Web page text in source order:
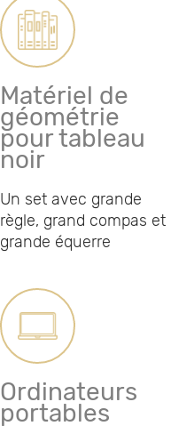
Matériel de
géométrie
pour tableau
noir
Un set avec grande
règle, grand compas et
grande équerre
Ordinateurs
portables